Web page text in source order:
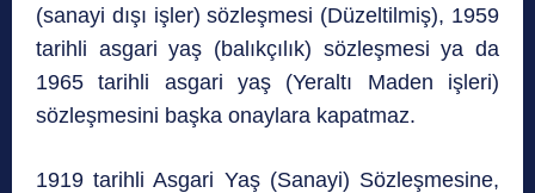
(sanayi dışı işler) sözleşmesi (Düzeltilmiş), 1959
tarihli asgari yaş (balıkçılık) sözleşmesi ya da
1965 tarihli asgari yaş (Yeraltı Maden işleri)
sözleşmesini başka onaylara kapatmaz.
1919 tarihli Asgari Yaş (Sanayi) Sözleşmesine,